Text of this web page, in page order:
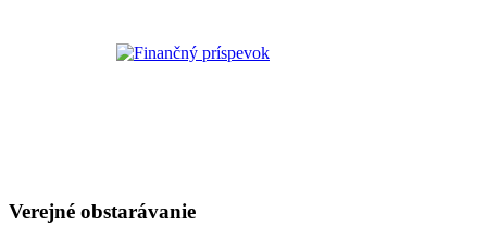
Verejné obstarávanie